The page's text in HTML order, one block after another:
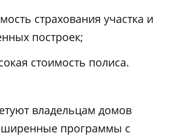
страхования участка и
построек;
стоимость полиса.
владельцам домов
программы с